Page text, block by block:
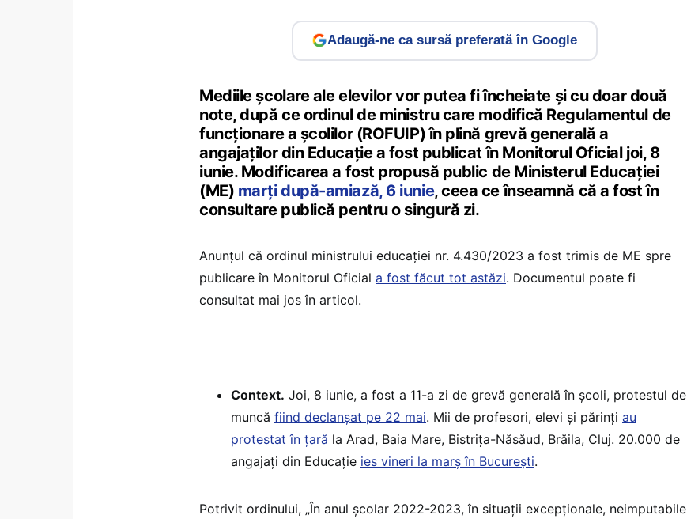
Adaugă-ne ca sursă preferată în Google
Mediile școlare ale elevilor vor putea fi încheiate și cu doar două
note, după ce ordinul de ministru care modifică Regulamentul de
funcționare a școlilor (ROFUIP) în plină grevă generală a
angajaților din Educație a fost publicat în Monitorul Oficial joi, 8
iunie. Modificarea a fost propusă public de Ministerul Educației
(ME) marți după-amiază, 6 iunie, ceea ce înseamnă că a fost în
consultare publică pentru o singură zi.
Anunțul că ordinul ministrului educației nr. 4.430/2023 a fost trimis de ME spre
publicare în Monitorul Oficial a fost făcut tot astăzi. Documentul poate fi
consultat mai jos în articol.
Context. Joi, 8 iunie, a fost a 11-a zi de grevă generală în școli, protestul de
muncă fiind declanșat pe 22 mai. Mii de profesori, elevi și părinți au
protestat în țară la Arad, Baia Mare, Bistrița-Năsăud, Brăila, Cluj. 20.000 de
angajați din Educație ies vineri la marș în București.
Potrivit ordinului, „În anul școlar 2022-2023, în situații excepționale, neimputabile